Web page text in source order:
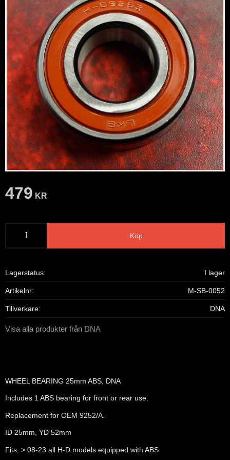
479 KR
Köp
Lagerstatus I lager
Artikelnr M-SB-0052
Tillverkare DNA
Visa alla produkter från DNA
WHEEL BEARING 25mm ABS, DNA
Includes 1 ABS bearing for front or rear use.
Replacement for OEM 9252/A.
ID 25mm, YD 52mm
Fits: > 08-23 all H-D models equipped with ABS